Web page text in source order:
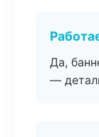
Да,
—